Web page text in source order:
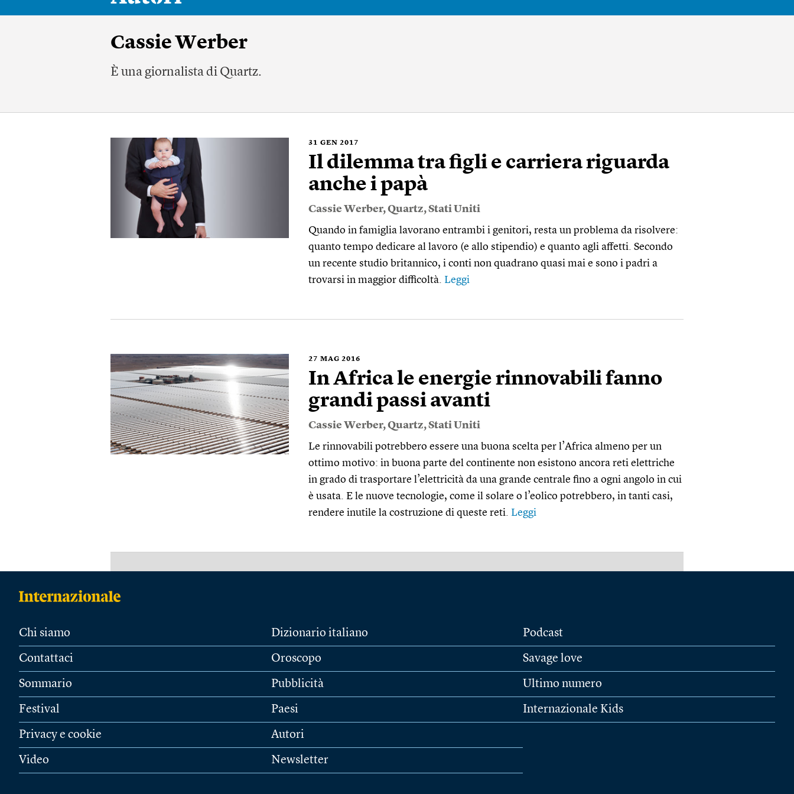
Cassie Werber
È una giornalista di Quartz.
31 GEN 2017
Il dilemma tra figli e carriera riguarda
anche i papà
Cassie Werber,Quartz,Stati Uniti
Quando in famiglia lavorano entrambi i genitori, resta un problema da risolvere:
quanto tempo dedicare al lavoro (e allo stipendio) e quanto agli affetti. Secondo
un recente studio britannico, i conti non quadrano quasi mai e sono i padri a
trovarsi in maggior difficoltà. Leggi
27 MAG 2016
In Africa le energie rinnovabili fanno
grandi passi avanti
Cassie Werber,Quartz,Stati Uniti
Le rinnovabili potrebbero essere una buona scelta per l’Africa almeno per un
ottimo motivo: in buona parte del continente non esistono ancora reti elettriche
in grado di trasportare l’elettricità da una grande centrale fino a ogni angolo in cui
è usata. E le nuove tecnologie, come il solare o l’eolico potrebbero, in tanti casi,
rendere inutile la costruzione di queste reti. Leggi
Chi siamo
Contattaci
Sommario
Festival
Privacy e cookie
Video
Dizionario italiano
Oroscopo
Pubblicità
Paesi
Autori
Newsletter
Podcast
Savage love
Ultimo numero
Internazionale Kids